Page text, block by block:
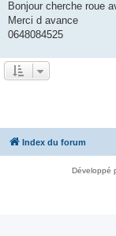
Bonjour cherche roue
Merci d avance
0648084525
Index du forum
Développé